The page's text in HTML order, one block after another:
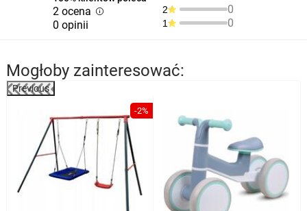
2 ocena
0 opinii
2 0
1 0
Mogłoby zainteresować:
Previous
-2%